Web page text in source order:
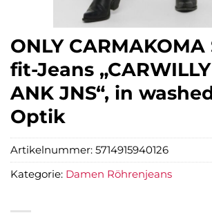
ONLY
fit-Jeans
ANK JNS“, in
Optik
Artikelnummer: 5714915940126
Kategorie: Damen Röhrenjeans